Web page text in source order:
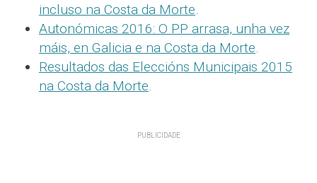
incluso na Costa da Morte.
Autonómicas 2016: O PP arrasa, unha vez
máis, en Galicia e na Costa da Morte.
Resultados das Eleccións Municipais 2015
na Costa da Morte.